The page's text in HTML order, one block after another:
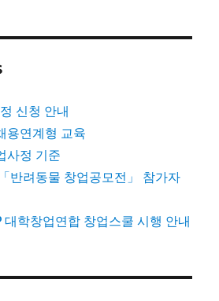
신청 안내
용연계형 교육
사정 기준
반려동물 창업공모전」 참가자
학창업연합 창업스쿨 시행 안내